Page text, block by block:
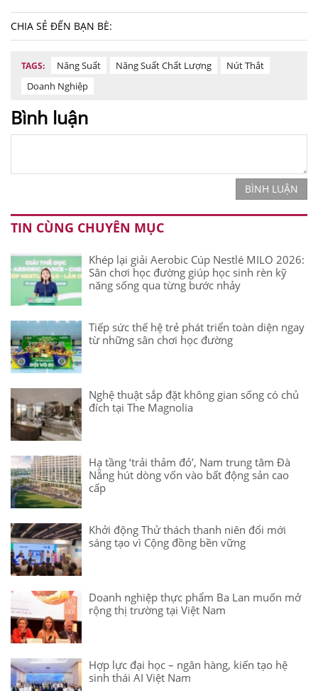
CHIA SẺ ĐẾN BẠN BÈ:
TAGS: Năng Suất Năng Suất Chất Lượng
Nút Thắt
Doanh Nghiệp
Bình luận
BÌNH LUẬN
TIN CÙNG CHUYÊN MỤC
Khép lại giải Aerobic Cúp Nestlé MILO 2026:
Sân chơi học đường giúp học sinh rèn kỹ
năng sống qua từng bước nhảy
Tiếp sức thế hệ trẻ phát triển toàn diện ngay
từ những sân chơi học đường
Nghệ thuật sắp đặt không gian sống có chủ
đích tại The Magnolia
Hạ tầng ‘trải thảm đỏ’, Nam trung tâm Đà
Nẵng hút dòng vốn vào bất động sản cao
cấp
Khởi động Thử thách thanh niên đổi mới
sáng tạo vì Cộng đồng bền vững
Doanh nghiệp thực phẩm Ba Lan muốn mở
rộng thị trường tại Việt Nam
Hợp lực đại học – ngân hàng, kiến tạo hệ
sinh thái AI Việt Nam